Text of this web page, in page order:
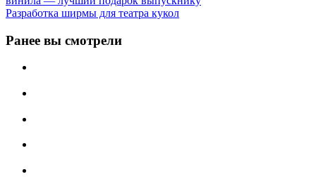
Разработка ширмы для театра кукол
Ранее вы смотрели